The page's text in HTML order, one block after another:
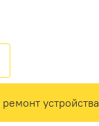
устройства